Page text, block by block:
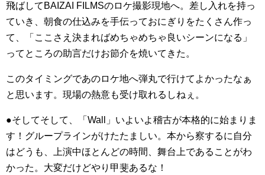
飛ばしてBAIZAI FILMSのロケ撮影現地へ。差し入れを持っ
ていき、朝食の仕込みを手伝っておにぎりをたくさん作っ
て、「ここさえ決まればめちゃめちゃ良いシーンになる」
ってところの助言だけお節介を焼いてきた。
このタイミングであのロケ地へ弾丸で行けてよかったなぁ
と思います。現場の熱意も受け取れるしねぇ。
●そしてそして、「Wall」いよいよ稽古が本格的に始まりま
す！グループラインがけたたましい。本から察するに自分
はどうも、上演中ほとんどの時間、舞台上であることがわ
かった。大変だけどやり甲斐あるな！